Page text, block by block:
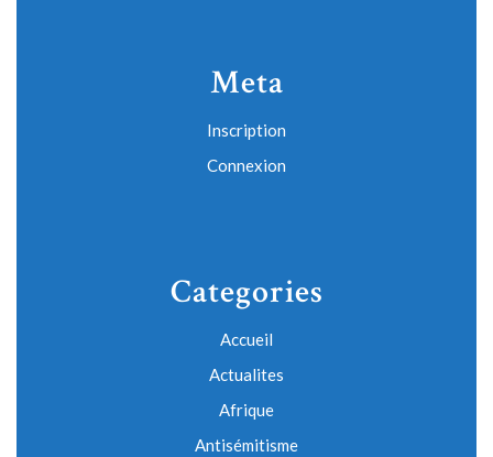
Meta
Inscription
Connexion
Categories
Accueil
Actualites
Afrique
Antisémitisme